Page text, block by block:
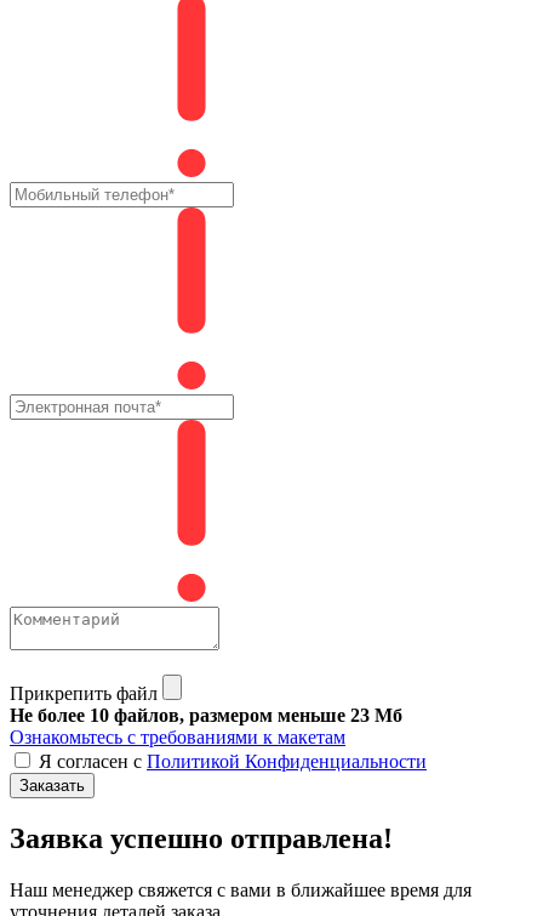
Прикрепить файл
Не более 10 файлов, размером меньше 23 Мб
Ознакомьтесь с требованиями к макетам
Я согласен с Политикой Конфиденциальности
Заказать
Заявка успешно отправлена!
Наш менеджер свяжется с вами в ближайшее время для
уточнения деталей заказа.